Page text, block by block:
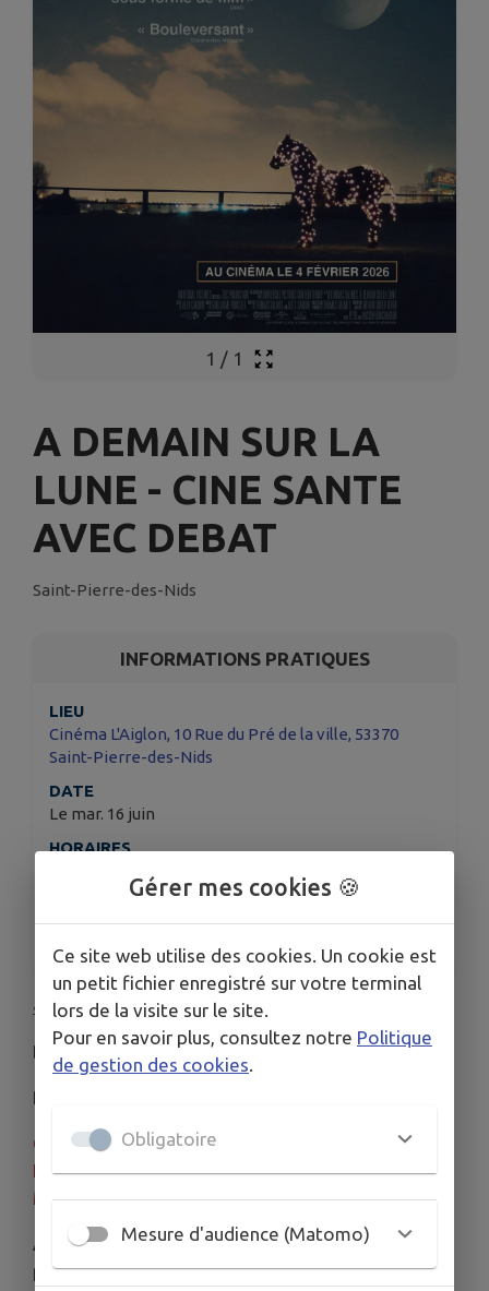
1 / 1
A DEMAIN SUR LA
LUNE - CINE SANTE
AVEC DEBAT
Saint-Pierre-des-Nids
INFORMATIONS PRATIQUES
LIEU
Cinéma L'Aiglon, 10 Rue du Pré de la ville, 53370
Saint-Pierre-des-Nids
DATE
Le mar. 16 juin
HORAIRES
4 février 2026en salle | 1h 20min |
De Thomas Balmès
Par
Ce documentaire sera suivi d'un débat avec le Dr
Lebret, Mme Lebret de l'association Handi'chien,
Mme Germerie
À demain sur la Lune est un documentaire
poignant et porteur de vie, à la résonance
Gérer mes cookies 🍪
Ce site web utilise des cookies. Un cookie est
un petit fichier enregistré sur votre terminal
lors de la visite sur le site.
Pour en savoir plus, consultez notre Politique
de gestion des cookies
Obligatoire
Mesure d'audience (Matomo)